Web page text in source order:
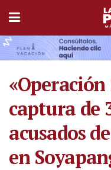
«Operación
captura de
acusados
en